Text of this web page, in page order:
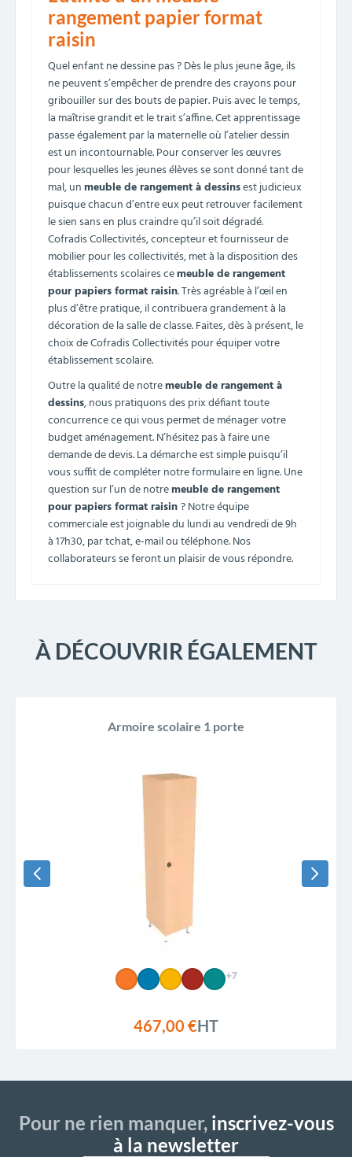
rangement papier format
raisin
Quel enfant ne dessine pas ? Dès le plus jeune âge, ils
ne peuvent s’empêcher de prendre des crayons pour
gribouiller sur des bouts de papier. Puis avec le temps,
la maîtrise grandit et le trait s’affine. Cet apprentissage
passe également par la maternelle où l’atelier dessin
est un incontournable. Pour conserver les œuvres
pour lesquelles les jeunes élèves se sont donné tant de
mal, unmeuble de rangement à dessinsest judicieux
puisque chacun d’entre eux peut retrouver facilement
le sien sans en plus craindre qu’il soit dégradé.
Cofradis Collectivités, concepteur et fournisseur de
mobilier pour les collectivités, met à la disposition des
établissements scolaires cemeuble de rangement
pour papiers format raisin. Très agréable à l’œil en
plus d’être pratique, il contribuera grandement à la
décoration de la salle de classe. Faites, dès à présent, le
choix de Cofradis Collectivités pour équiper votre
établissement scolaire.
Outre la qualité de notremeuble de rangement à
dessins, nous pratiquons des prix défiant toute
concurrence ce qui vous permet de ménager votre
budget aménagement. N’hésitez pas à faire une
demande de devis. La démarche est simple puisqu’il
vous suffit de compléter notre formulaire en ligne. Une
question sur l’un de notremeuble de rangement
pour papiers format raisin? Notre équipe
commerciale est joignable du lundi au vendredi de 9h
à 17h30, par tchat, e-mail ou téléphone. Nos
collaborateurs se feront un plaisir de vous répondre.
À DÉCOUVRIR ÉGALEMENT
Armoire scolaire 1 porte
+7
467,00 €HT
Pour ne rien manquer,inscrivez-vous
à la newsletter